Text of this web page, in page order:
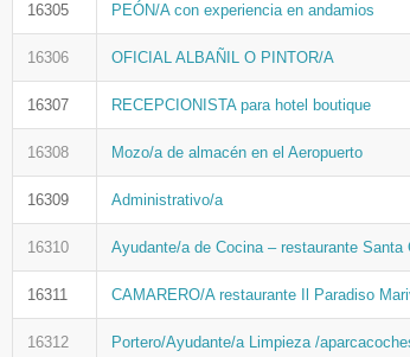
16305 PEÓN/A con experiencia en andamios
16306 OFICIAL ALBAÑIL O PINTOR/A
16307 RECEPCIONISTA para hotel boutique
16308 Mozo/a de almacén en el Aeropuerto
16309 Administrativo/a
16310 Ayudante/a de Cocina – restaurante Santa
16311 CAMARERO/A restaurante Il Paradiso
16312
Portero/Ayudante/a Limpieza /